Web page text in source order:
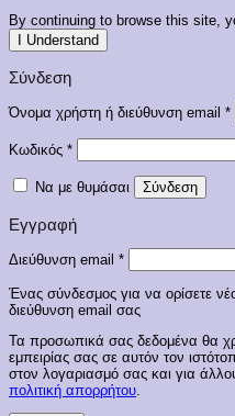
By continuing to browse this site,
I Understand
Σύνδεση
Όνομα χρήστη ή διεύθυνση email *
Κωδικός *Απαιτείται
Να με θυμάσαι Σύνδεση
Εγγραφή
Διεύθυνση email *Απαιτείται
Ένας σύνδεσμος για να ορίσετε
διεύθυνση email σας
Τα προσωπικά σας δεδομένα θα
εμπειρίας σας σε αυτόν τον
στον λογαριασμό σας και για
πολιτική απορρήτου